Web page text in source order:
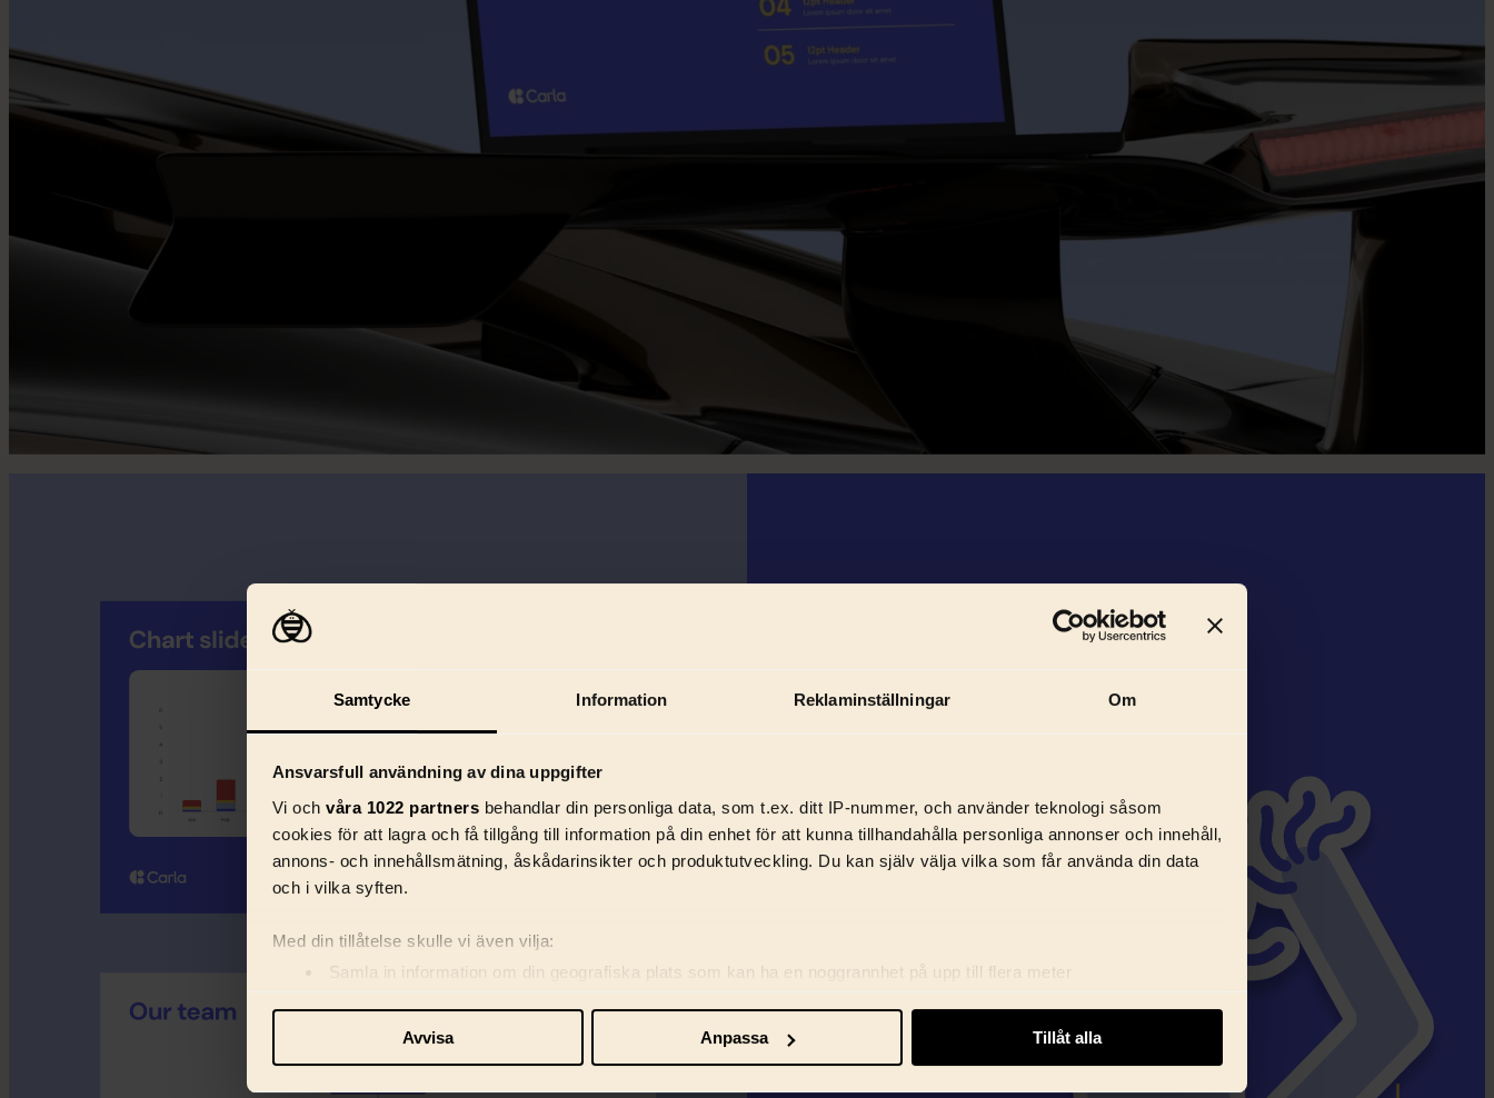
Samtycke Information Reklaminställningar Om
Ansvarsfull användning av dina uppgifter
Vi och våra 1022 partners behandlar din personliga data, som t.ex. ditt IP-nummer, och använder teknologi såsom
cookies för att lagra och få tillgång till information på din enhet för att kunna tillhandahålla personliga annonser och innehåll,
annons- och innehållsmätning, åskådarinsikter och produktutveckling. Du kan själv välja vilka som får använda din data
och i vilka syften.
Med din tillåtelse skulle vi även vilja:
Samla in information om din geografiska plats som kan ha en noggrannhet på upp till flera meter
Identifiera din enhet genom att aktivt skanna den för specifika kännetecken (fingeravtryck)
Ta reda på mer om hur dina personliga uppgifter behandlas och ställ in dina preferenser i
detaljsektionen. Du kan ändra
Avvisa Anpassa Tillåt alla